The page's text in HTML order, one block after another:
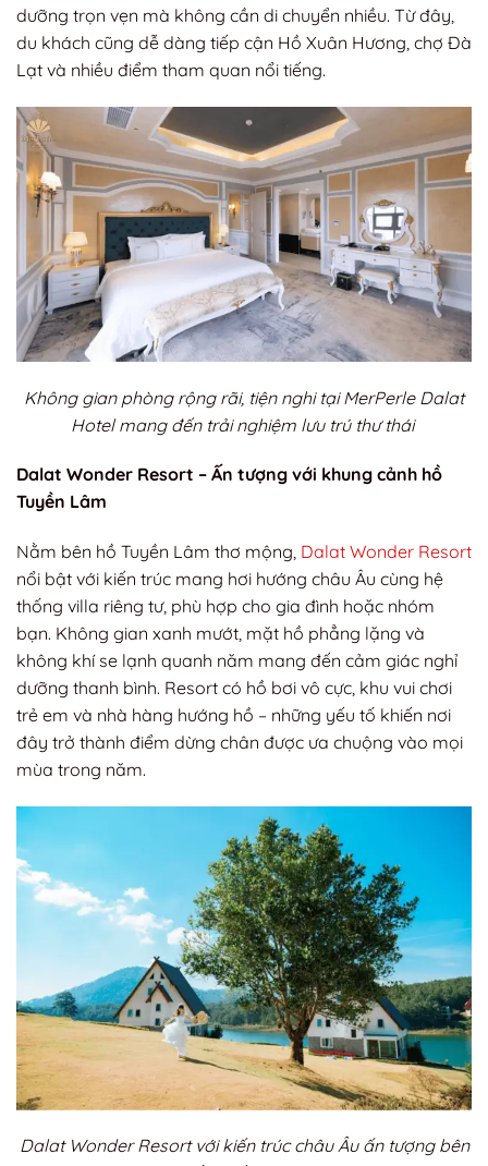
dưỡng trọn vẹn mà không cần di chuyển nhiều. Từ đây,
du khách cũng dễ dàng tiếp cận Hồ Xuân Hương, chợ Đà
Lạt và nhiều điểm tham quan nổi tiếng.
Không gian phòng rộng rãi, tiện nghi tại MerPerle Dalat
Hotel mang đến trải nghiệm lưu trú thư thái
Dalat Wonder Resort – Ấn tượng với khung cảnh hồ
Tuyền Lâm
Nằm bên hồ Tuyền Lâm thơ mộng, Dalat Wonder Resort
nổi bật với kiến trúc mang hơi hướng châu Âu cùng hệ
thống villa riêng tư, phù hợp cho gia đình hoặc nhóm
bạn. Không gian xanh mướt, mặt hồ phẳng lặng và
không khí se lạnh quanh năm mang đến cảm giác nghỉ
dưỡng thanh bình. Resort có hồ bơi vô cực, khu vui chơi
trẻ em và nhà hàng hướng hồ – những yếu tố khiến nơi
đây trở thành điểm dừng chân được ưa chuộng vào mọi
mùa trong năm.
Dalat Wonder Resort với kiến trúc châu Âu ấn tượng bên